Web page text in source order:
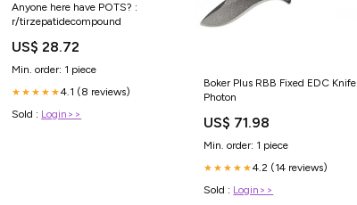
Anyone here have POTS? :
r/tirzepatidecompound
US$ 28.72
Min. order: 1 piece
★★★★★4.1 (8 reviews)
Sold : Login>>
Boker Plus RBB Fixed EDC Knife
Photon
US$ 71.98
Min. order: 1 piece
★★★★★4.2 (14 reviews)
Sold : Login>>